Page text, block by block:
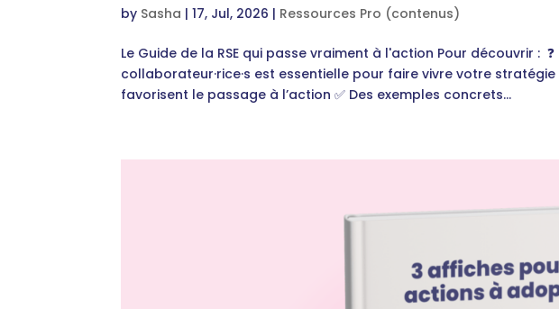
by Sasha |17, Jul, 2026 | Ressources Pro (contenus)
Le Guide de la RSE qui passe vraiment à l'action Pour découvrir :
collaborateur·rice·s est essentielle pour faire vivre votre stratégie
favorisent le passage à l’action ✅ Des exemples concrets...